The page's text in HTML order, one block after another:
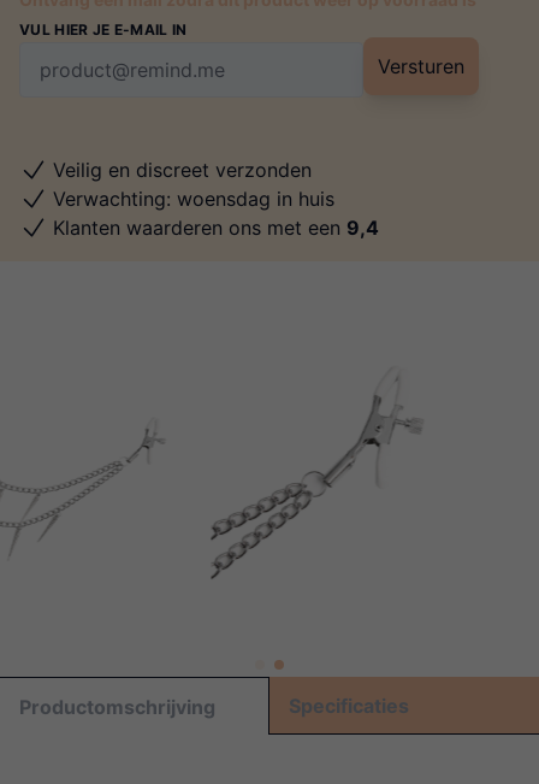
VUL HIER JE E-MAIL IN
Versturen
Veilig en discreet verzonden
Verwachting: woensdag in huis
Klanten waarderen ons met een 9,4
Productomschrijving Specificaties